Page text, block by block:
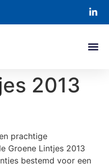
2013
prachtige
Groene Lintjes 2013
bestemd voor een